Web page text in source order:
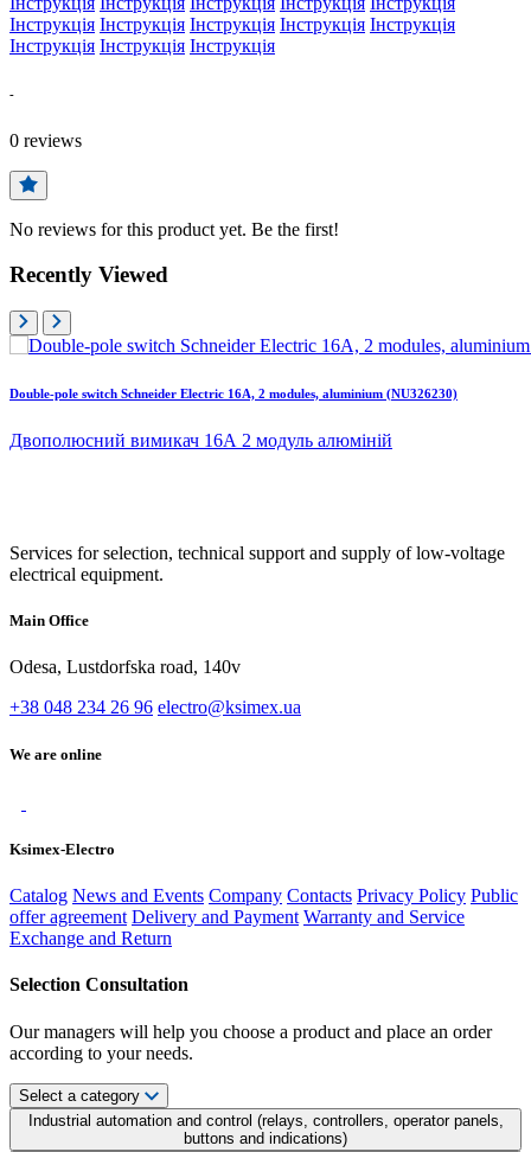
Інструкція Інструкція Інструкція Інструкція Інструкція
Інструкція Інструкція Інструкція
-
0 reviews
No reviews for this product yet. Be the first!
Recently Viewed
Double-pole switch Schneider Electric 16A, 2 modules, aluminium (NU326230)
Двополюсний вимикач 16А 2 модуль алюміній
Services for selection, technical support and supply of low-voltage
electrical equipment.
Main Office
Odesa, Lustdorfska road, 140v
+38 048 234 26 96 electro@ksimex.ua
We are online
Ksimex-Electro
Catalog News and Events Company Contacts Privacy Policy Public
offer agreement Delivery and Payment Warranty and Service
Exchange and Return
Selection Consultation
Our managers will help you choose a product and place an order
according to your needs.
Select a category
Industrial automation and control (relays, controllers, operator panels,
buttons and indications)